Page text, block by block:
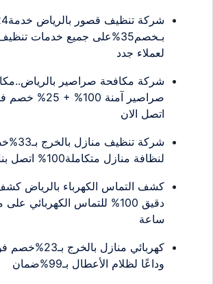
شركة تنظيف قصور بالرياض خدمة24ساعة
بـخصم35%على جميع خدمات تنظيف القصور
لعملاء جدد
شركة مكافحة صراصير بالرياض..مكافحة
صراصير آمنة 100% + 25% خصم فوري
اتصل الان
شركة تنظيف منازل بالخرج بـ33%خصم
لنظافة منازل متكاملة100% اتصل بنا الان
كشف التماس الكهرباء بالرياض كشف فوري
دقيق 100% للتماس الكهربائي على مدار24
كهربائي منازل بالخرج بـ23%خصم فوري
وداعًا لظلام الأعطال بـ99%ضمان